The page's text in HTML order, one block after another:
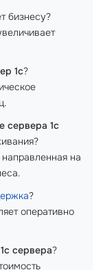
бизнесу?
1с?
сервера 1с
на
?
оперативно
сервера?